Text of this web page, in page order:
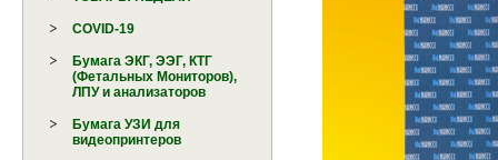
COVID-19
Бумага ЭКГ, ЭЭГ, КТГ
(Фетальных Мониторов),
ЛПУ и анализаторов
Бумага УЗИ для
видеопринтеров